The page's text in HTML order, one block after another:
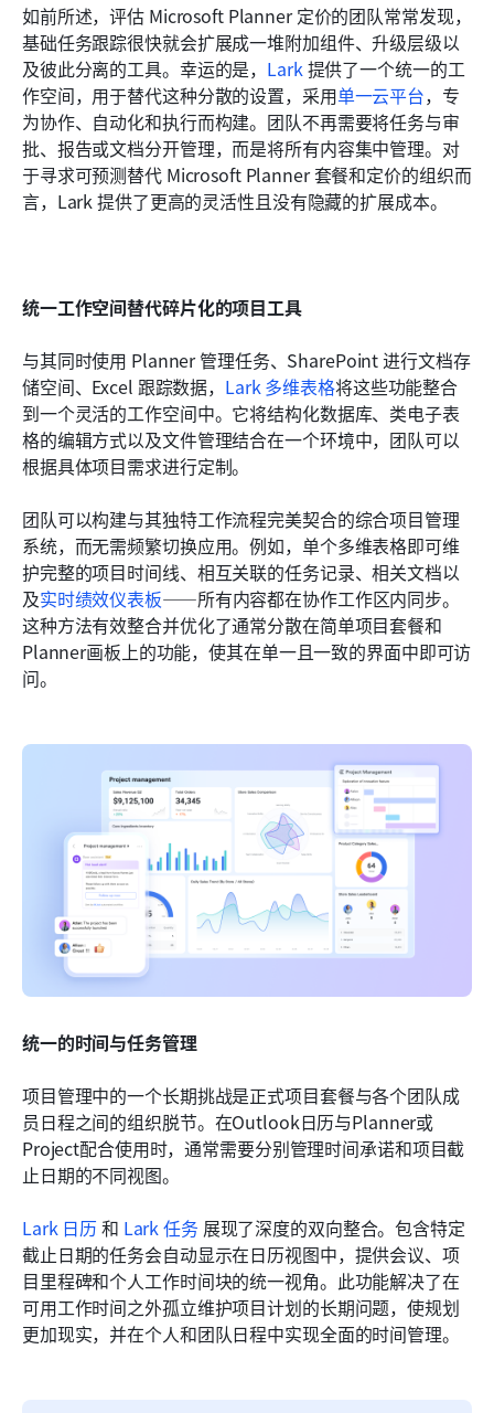
如前所述，评估 Microsoft Planner 定价的团队常常发现，
基础任务跟踪很快就会扩展成一堆附加组件、升级层级以
及彼此分离的工具。幸运的是， Lark 提供了一个统一的工
作空间，用于替代这种分散的设置，采用单一云平台，专
为协作、自动化和执行而构建。团队不再需要将任务与审
批、报告或文档分开管理，而是将所有内容集中管理。对
于寻求可预测替代 Microsoft Planner 套餐和定价的组织而
言，Lark 提供了更高的灵活性且没有隐藏的扩展成本。
统一工作空间替代碎片化的项目工具
与其同时使用 Planner 管理任务、SharePoint 进行文档存
储空间、Excel 跟踪数据， Lark 多维表格将这些功能整合
到一个灵活的工作空间中。它将结构化数据库、类电子表
格的编辑方式以及文件管理结合在一个环境中，团队可以
根据具体项目需求进行定制。
团队可以构建与其独特工作流程完美契合的综合项目管理
系统，而无需频繁切换应用。例如，单个多维表格即可维
护完整的项目时间线、相互关联的任务记录、相关文档以
及实时绩效仪表板——所有内容都在协作工作区内同步。
这种方法有效整合并优化了通常分散在简单项目套餐和
Planner画板上的功能，使其在单一且一致的界面中即可访
问。
统一的时间与任务管理
项目管理中的一个长期挑战是正式项目套餐与各个团队成
员日程之间的组织脱节。在Outlook日历与Planner或
Project配合使用时，通常需要分别管理时间承诺和项目截
止日期的不同视图。
Lark 日历 和 Lark 任务 展现了深度的双向整合。包含特定
截止日期的任务会自动显示在日历视图中，提供会议、项
目里程碑和个人工作时间块的统一视角。此功能解决了在
可用工作时间之外孤立维护项目计划的长期问题，使规划
更加现实，并在个人和团队日程中实现全面的时间管理。